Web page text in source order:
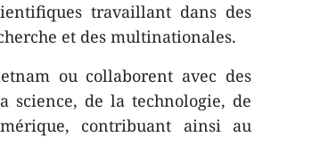
travaillant dans des
et des multinationales.
ou collaborent avec des
science, de la technologie, de
contribuant ainsi au